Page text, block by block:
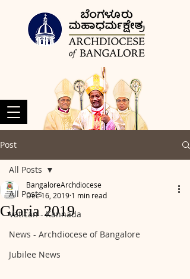
Post
All Posts
Vatican - Kannada
News - Archdiocese of Bangalore
Jubilee News
All Posts
Gloria 2019
BangaloreArchdiocese
Dec 16, 2019 1 min read